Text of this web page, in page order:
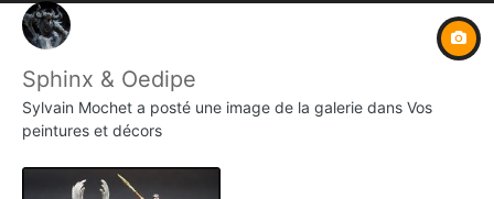
Sphinx & Oedipe
Sylvain Mochet a posté une image de la galerie dans Vos
peintures et décors